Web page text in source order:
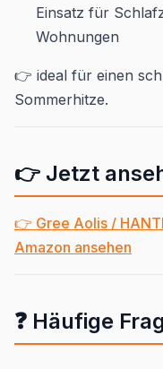
Einsatz für
Wohnungen
👉 ideal für einen
Sommerhitze.
👉 Jetzt
👉 Gree Aolis /
Amazon ansehen
❓ Häufige